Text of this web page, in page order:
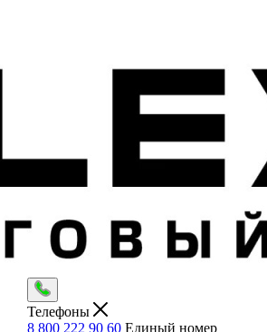
Телефоны
8 800 222 90 60 Единый номер